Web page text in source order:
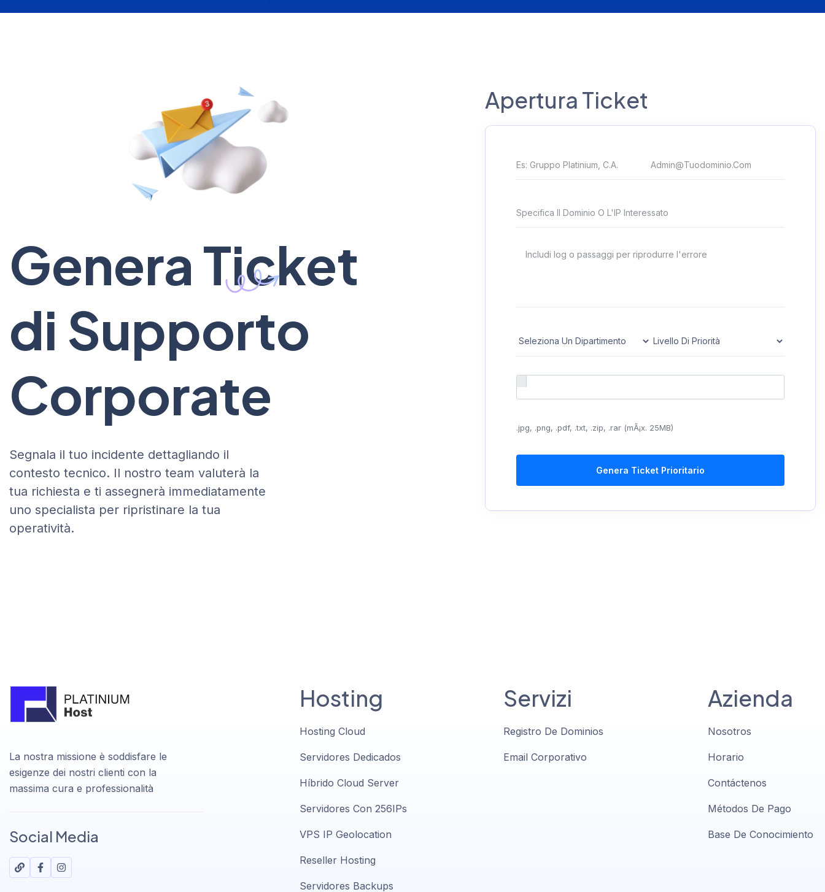
Genera Ticket
di Supporto
Corporate
Segnala il tuo incidente dettagliando il
contesto tecnico. Il nostro team valuterà la
tua richiesta e ti assegnerà immediatamente
uno specialista per ripristinare la tua
operatività.
Apertura Ticket
.jpg, .png, .pdf, .txt, .zip, .rar (mÃ¡x. 25MB)
Genera Ticket Prioritario
La nostra missione è soddisfare le
esigenze dei nostri clienti con la
massima cura e professionalità
Social Media
Hosting
Hosting Cloud
Servidores Dedicados
Híbrido Cloud Server
Servidores Con 256IPs
VPS IP Geolocation
Reseller Hosting
Servidores Backups
Servizi
Registro De Dominios
Email Corporativo
Azienda
Nosotros
Horario
Contáctenos
Métodos De Pago
Base De Conocimiento